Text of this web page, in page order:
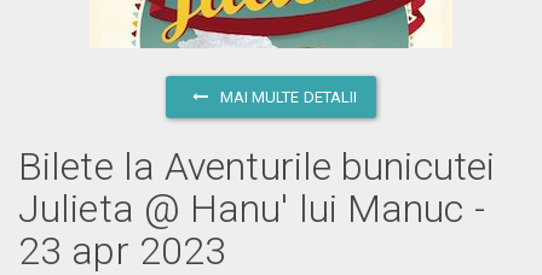
MAI MULTE DETALII
Bilete la Aventurile bunicutei
Julieta @ Hanu' lui Manuc -
23 apr 2023